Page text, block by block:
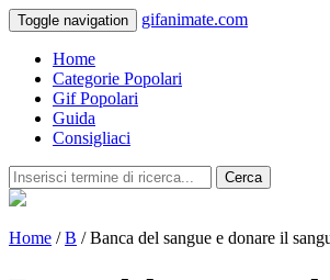
Toggle navigation gifanimate.com
Home
Categorie Popolari
Gif Popolari
Guida
Consigliaci
Cerca
Home /B / Banca del sangue e donare il